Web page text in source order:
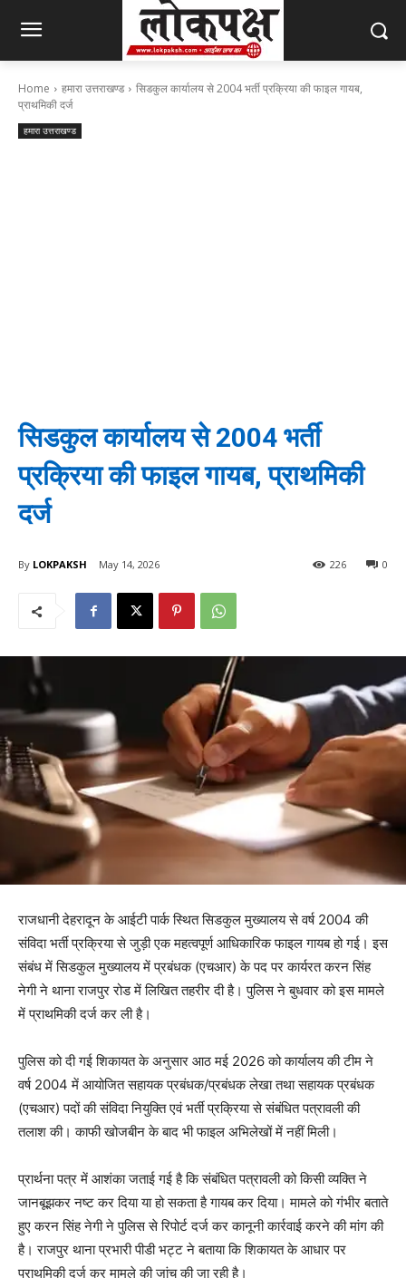
Home हमारा उत्तराखण्ड
सिडकुल कार्यालय से 2004 भर्ती प्रक्रिया की फाइल गायब,
प्राथमिकी दर्ज
हमारा उत्तराखण्ड
सिडकुल कार्यालय से 2004 भर्ती
प्रक्रिया की फाइल गायब, प्राथमिकी
दर्ज
By LOKPAKSH May 14, 2026 0
226
राजधानी देहरादून के आईटी पार्क स्थित सिडकुल मुख्यालय से वर्ष 2004 की
संविदा भर्ती प्रक्रिया से जुड़ी एक महत्वपूर्ण आधिकारिक फाइल गायब हो गई। इस
संबंध में सिडकुल मुख्यालय में प्रबंधक (एचआर) के पद पर कार्यरत करन सिंह
नेगी ने थाना राजपुर रोड में लिखित तहरीर दी है। पुलिस ने बुधवार को इस मामले
में प्राथमिकी दर्ज कर ली है।
पुलिस को दी गई शिकायत के अनुसार आठ मई 2026 को कार्यालय की टीम ने
वर्ष 2004 में आयोजित सहायक प्रबंधक/प्रबंधक लेखा तथा सहायक प्रबंधक
(एचआर) पदों की संविदा नियुक्ति एवं भर्ती प्रक्रिया से संबंधित पत्रावली की
तलाश की। काफी खोजबीन के बाद भी फाइल अभिलेखों में नहीं मिली।
प्रार्थना पत्र में आशंका जताई गई है कि संबंधित पत्रावली को किसी व्यक्ति ने
जानबूझकर नष्ट कर दिया या हो सकता है गायब कर दिया। मामले को गंभीर बताते
हुए करन सिंह नेगी ने पुलिस से रिपोर्ट दर्ज कर कानूनी कार्रवाई करने की मांग की
है। राजपुर थाना प्रभारी पीडी भट्ट ने बताया कि शिकायत के आधार पर
प्राथमिकी दर्ज कर मामले की जांच की जा रही है।